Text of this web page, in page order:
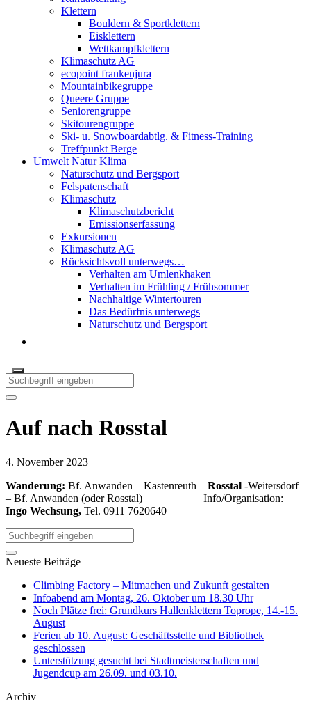
Klettern
Bouldern & Sportklettern
Eisklettern
Wettkampfklettern
Klimaschutz AG
ecopoint frankenjura
Mountainbikegruppe
Queere Gruppe
Seniorengruppe
Skitourengruppe
Ski- u. Snowboardabtlg. & Fitness-Training
Treffpunkt Berge
Umwelt Natur Klima
Naturschutz und Bergsport
Felspatenschaft
Klimaschutz
Klimaschutzbericht
Emissionserfassung
Exkursionen
Klimaschutz AG
Rücksichtsvoll unterwegs…
Verhalten am Umlenkhaken
Verhalten im Frühling / Frühsommer
Nachhaltige Wintertouren
Das Bedürfnis unterwegs
Naturschutz und Bergsport
Auf nach Rosstal
4. November 2023
Wanderung: Bf. Anwanden – Kastenreuth – Rosstal -Weitersdorf
– Bf. Anwanden (oder Rosstal) Info/Organisation:
Ingo Wechsung, Tel. 0911 7620640
Neueste Beiträge
Climbing Factory – Mitmachen und Zukunft gestalten
Infoabend am Montag, 26. Oktober um 18.30 Uhr
Noch Plätze frei: Grundkurs Hallenklettern Toprope, 14.-15.
August
Ferien ab 10. August: Geschäftsstelle und Bibliothek
geschlossen
Unterstützung gesucht bei Stadtmeisterschaften und
Jugendcup am 26.09. und 03.10.
Archiv